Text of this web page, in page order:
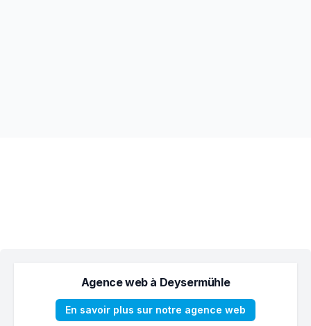
Agence web à Deysermühle
En savoir plus sur notre agence web